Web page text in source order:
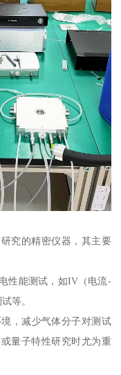
究的精密仪器，其主要
性能测试，如IV（电流-
等。
，减少气体分子对测试
量子特性研究时尤为重